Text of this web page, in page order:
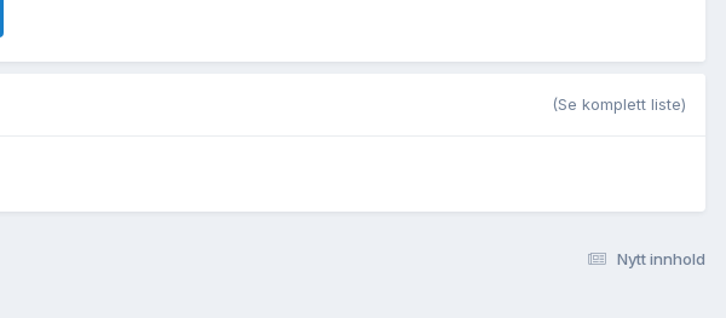
(Se komplett liste)
Nytt innhold